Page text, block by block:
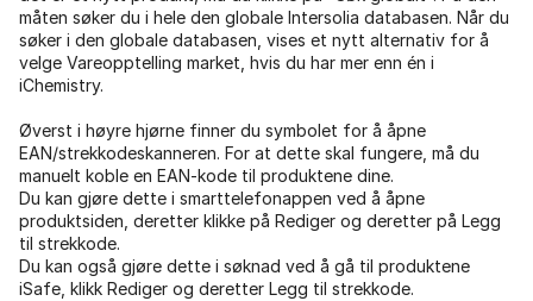
måten søker du i hele den globale Intersolia databasen. Når du
søker i den globale databasen, vises et nytt alternativ for å
velge Vareopptelling market, hvis du har mer enn én i
iChemistry.
Øverst i høyre hjørne finner du symbolet for å åpne
EAN/strekkodeskanneren. For at dette skal fungere, må du
manuelt koble en EAN-kode til produktene dine.
Du kan gjøre dette i smarttelefonappen ved å åpne
produktsiden, deretter klikke på Rediger og deretter på Legg
til strekkode.
Du kan også gjøre dette i søknad ved å gå til produktene
iSafe, klikk Rediger og deretter Legg til strekkode.